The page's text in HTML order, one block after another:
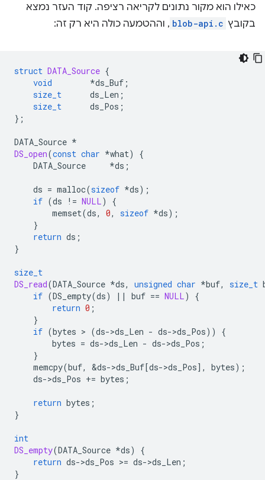
כאילו הוא מקור נתונים לקריאה רציפה. קוד העזר נמצא
בקובץ blob-api.c , וההטמעה כולה היא רק זה:
struct DATA_Source {
void
*ds_Buf ;
size_t
ds_Len ;
size_t
ds_Pos ;
};
DATA_Source *
DS_open(const char *what)
{
DATA_Source
*ds ;
ds = malloc(sizeof *ds);
if (ds != NULL)
{
memset(ds, 0, sizeof *ds);
}
return ds ;
}
size_t
DS_read(DATA_Source *ds, unsigned char *buf, size_t
if (DS_empty(ds) || buf == NULL)
{
return 0 ;
}
if (bytes > (ds->ds_Len - ds->ds_Pos))
{
bytes = ds->ds_Len - ds->ds_Pos ;
}
memcpy(buf, &ds->ds_Buf[ds->ds_Pos], bytes);
ds->ds_Pos += bytes ;
return bytes ;
}
int
DS_empty(DATA_Source *ds)
{
return ds->ds_Pos >= ds->ds_Len ;
}